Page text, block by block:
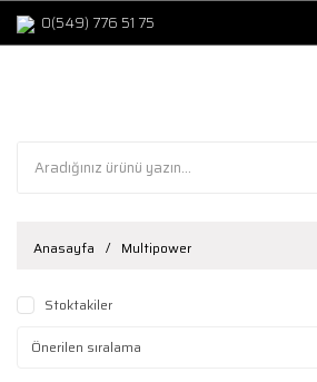
0(549) 776 51 75
Anasayfa Multipower
Stoktakiler